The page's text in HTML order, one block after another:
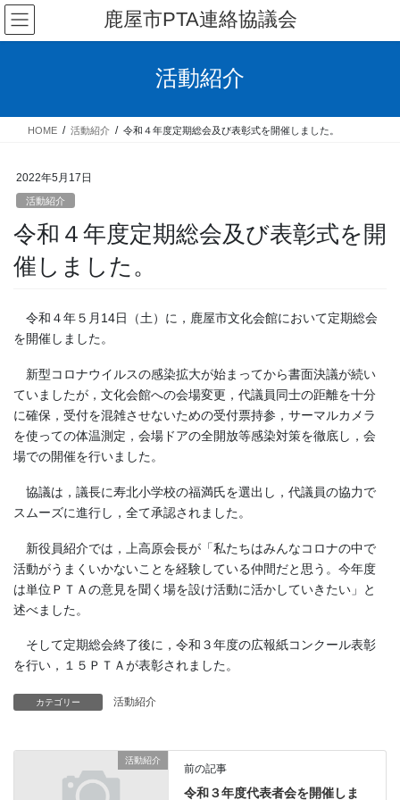
コ
ン
テ
ス
ナ
ビ
ゲ
ン
鹿屋市PTA連絡協議会
活動紹介
HOME 活動紹介 令和４年度定期総会及び表彰式を開催しました。
2022年5月17日
活動紹介
令和４年度定期総会及び表彰式を開
催しました。
令和４年５月14日（土）に，鹿屋市文化会館において定期総会
を開催しました。
新型コロナウイルスの感染拡大が始まってから書面決議が続い
ていましたが，文化会館への会場変更，代議員同士の距離を十分
に確保，受付を混雑させないための受付票持参，サーマルカメラ
を使っての体温測定，会場ドアの全開放等感染対策を徹底し，会
場での開催を行いました。
協議は，議長に寿北小学校の福満氏を選出し，代議員の協力で
スムーズに進行し，全て承認されました。
新役員紹介では，上高原会長が「私たちはみんなコロナの中で
活動がうまくいかないことを経験している仲間だと思う。今年度
は単位ＰＴＡの意見を聞く場を設け活動に活かしていきたい」と
述べました。
そして定期総会終了後に，令和３年度の広報紙コンクール表彰
を行い，１５ＰＴＡが表彰されました。
カテゴリー 活動紹介
活動紹介
前の記事
令和３年度代表者会を開催しま